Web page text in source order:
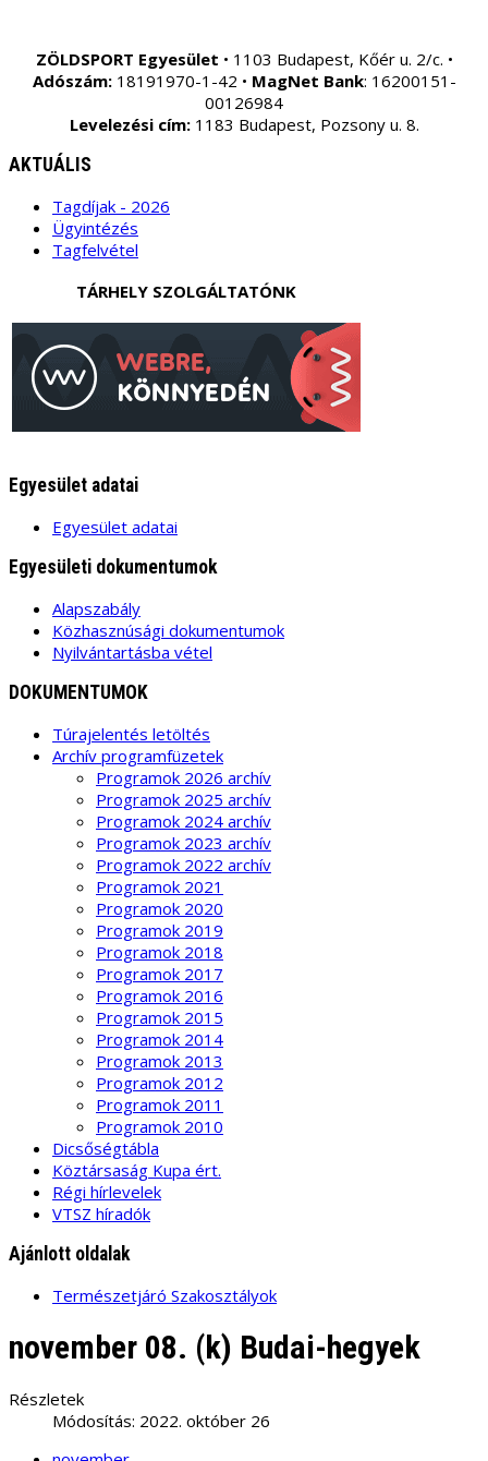
ZÖLDSPORT Egyesület • 1103 Budapest, Kőér u. 2/c. •
Adószám:18191970-1-42 • MagNet Bank: 16200151-
00126984
Levelezési cím:1183 Budapest, Pozsony u. 8.
AKTUÁLIS
Tagdíjak - 2026
Ügyintézés
Tagfelvétel
TÁRHELY SZOLGÁLTATÓNK
Egyesület adatai
Egyesület adatai
Egyesületi dokumentumok
Alapszabály
Közhasznúsági dokumentumok
Nyilvántartásba vétel
DOKUMENTUMOK
Túrajelentés letöltés
Archív programfüzetek
Programok 2026 archív
Programok 2025 archív
Programok 2024 archív
Programok 2023 archív
Programok 2022 archív
Programok 2021
Programok 2020
Programok 2019
Programok 2018
Programok 2017
Programok 2016
Programok 2015
Programok 2014
Programok 2013
Programok 2012
Programok 2011
Programok 2010
Dicsőségtábla
Köztársaság Kupa ért.
Régi hírlevelek
VTSZ híradók
Ajánlott oldalak
Természetjáró Szakosztályok
november 08. (k) Budai-hegyek
Részletek
Módosítás: 2022. október 26